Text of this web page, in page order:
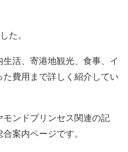
た。
活、寄港地観光、食事、イ
費用まで詳しく紹介してい
モンドプリンセス関連の記
案内ページです。